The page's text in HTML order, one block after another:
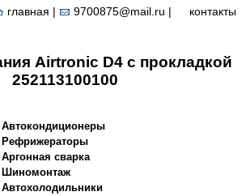
главная | 9700875@mail.ru | контакты
Airtronic D4 с прокладкой
252113100100
Автокондиционеры
Рефрижераторы
Аргонная сварка
Шиномонтаж
Автохолодильники